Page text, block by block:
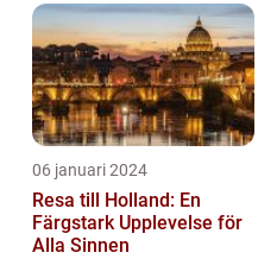
06 januari 2024
Resa till Holland: En
Färgstark Upplevelse för
Alla Sinnen